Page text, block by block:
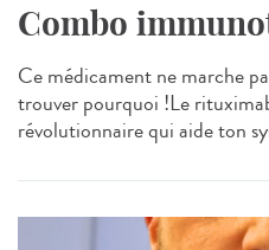
Combo
Ce médicament ne marche
trouver pourquoi !Le
révolutionnaire qui aide ton